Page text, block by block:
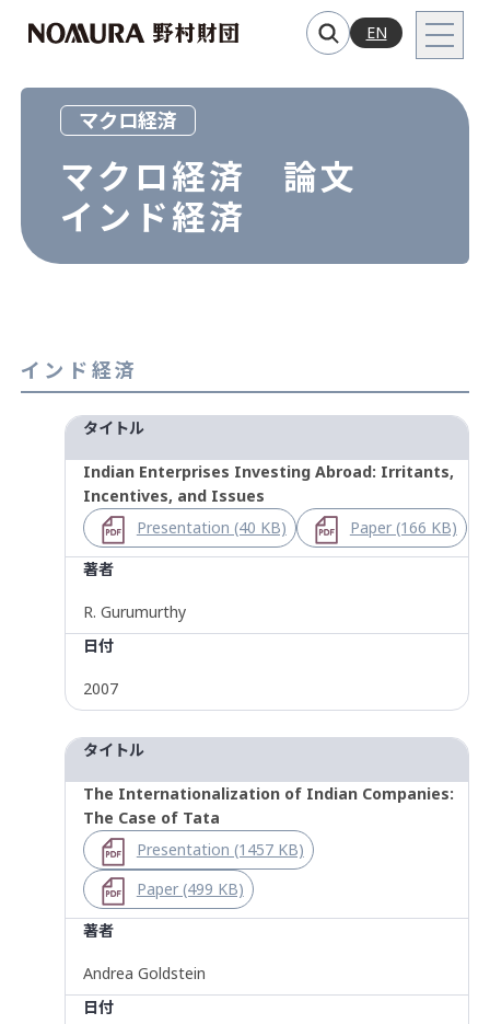
EN
マクロ経済
マクロ経済 論文
インド経済
インド経済
タイトル
Indian Enterprises Investing Abroad: Irritants,
Incentives, and Issues
Presentation (40 KB)
Paper (166 KB)
著者
R. Gurumurthy
日付
2007
タイトル
The Internationalization of Indian Companies:
The Case of Tata
Presentation (1457 KB)
Paper (499 KB)
著者
Andrea Goldstein
日付